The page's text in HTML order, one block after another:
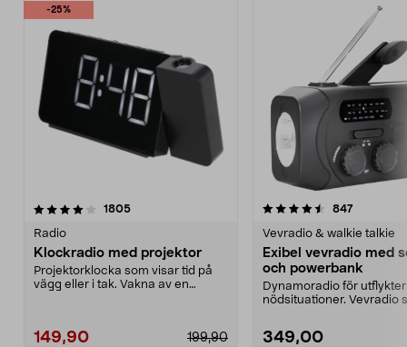
-25%
1805recensioner
Radio
Klockradio med projektor
Projektorklocka som visar tid på
vägg eller i tak. Vakna av en
149,90 199,90
4.5 av 5 stjärnor 847
Vevradio & walkie talkie
Exibel vevradio med
och powerbank
Dynamoradio för
nödsituationer. Vevradio
349,00
4.0 av 5 stjärnor